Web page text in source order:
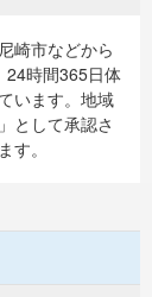
崎市などから
24時間365日体
います。地域
として承認さ
。